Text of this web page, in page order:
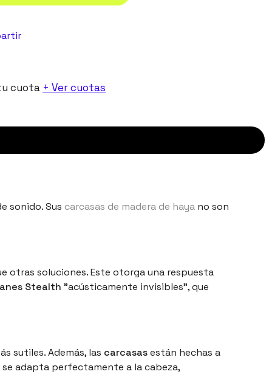
cuota + Ver cuotas
sonido. Sus carcasas de madera de haya no son
otras soluciones. Este otorga una respuesta
Stealth "acústicamente invisibles", que
sutiles. Además, las carcasasestán hechas a
se adapta perfectamente a la cabeza,